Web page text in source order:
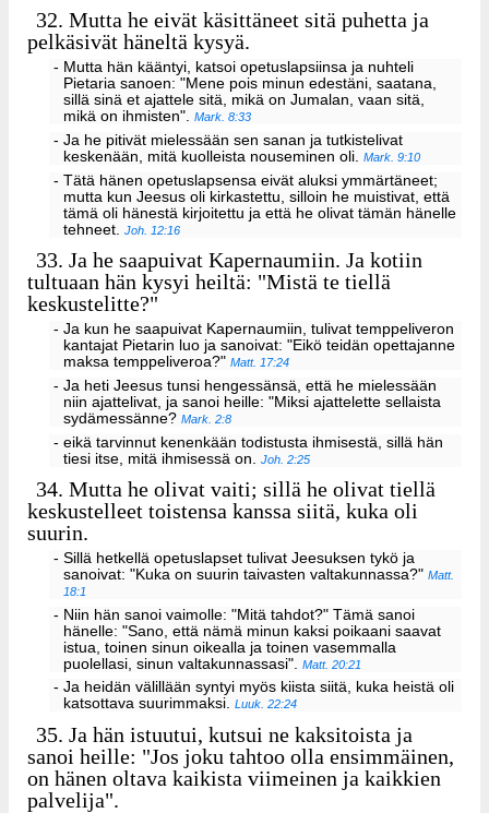
32. Mutta he eivät käsittäneet sitä puhetta ja
pelkäsivät häneltä kysyä.
- Mutta hän kääntyi, katsoi opetuslapsiinsa ja nuhteli
Pietaria sanoen: "Mene pois minun edestäni, saatana,
sillä sinä et ajattele sitä, mikä on Jumalan, vaan sitä,
mikä on ihmisten".Mark. 8:33
- Ja he pitivät mielessään sen sanan ja tutkistelivat
keskenään, mitä kuolleista nouseminen oli.Mark. 9:10
- Tätä hänen opetuslapsensa eivät aluksi ymmärtäneet;
mutta kun Jeesus oli kirkastettu, silloin he muistivat, että
tämä oli hänestä kirjoitettu ja että he olivat tämän hänelle
tehneet.Joh. 12:16
33. Ja he saapuivat Kapernaumiin. Ja kotiin
tultuaan hän kysyi heiltä: "Mistä te tiellä
keskustelitte?"
- Ja kun he saapuivat Kapernaumiin, tulivat temppeliveron
kantajat Pietarin luo ja sanoivat: "Eikö teidän opettajanne
maksa temppeliveroa?"Matt. 17:24
- Ja heti Jeesus tunsi hengessänsä, että he mielessään
niin ajattelivat, ja sanoi heille: "Miksi ajattelette sellaista
sydämessänne?Mark. 2:8
- eikä tarvinnut kenenkään todistusta ihmisestä, sillä hän
tiesi itse, mitä ihmisessä on.Joh. 2:25
34. Mutta he olivat vaiti; sillä he olivat tiellä
keskustelleet toistensa kanssa siitä, kuka oli
suurin.
- Sillä hetkellä opetuslapset tulivat Jeesuksen tykö ja
sanoivat: "Kuka on suurin taivasten valtakunnassa?"Matt.
18:1
- Niin hän sanoi vaimolle: "Mitä tahdot?" Tämä sanoi
hänelle: "Sano, että nämä minun kaksi poikaani saavat
istua, toinen sinun oikealla ja toinen vasemmalla
puolellasi, sinun valtakunnassasi".Matt. 20:21
- Ja heidän välillään syntyi myös kiista siitä, kuka heistä oli
katsottava suurimmaksi.Luuk. 22:24
35. Ja hän istuutui, kutsui ne kaksitoista ja
sanoi heille: "Jos joku tahtoo olla ensimmäinen,
on hänen oltava kaikista viimeinen ja kaikkien
palvelija".